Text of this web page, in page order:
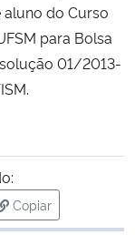
do Curso
para Bolsa
01/2013-
Copiar
para área de